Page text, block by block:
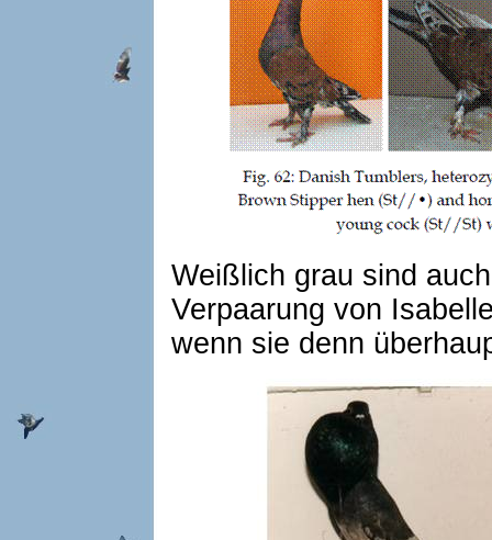
Weißlich grau sind
Verpaarung von
wenn sie denn